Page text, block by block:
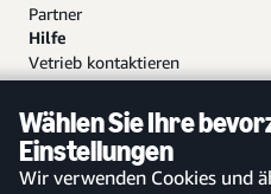
Wählen Sie Ihre
Einstellungen
Wir verwenden Cookies und
Partner
Hilfe
Vetrieb kontaktieren
Hilfe und Kundendienst
Sitemap